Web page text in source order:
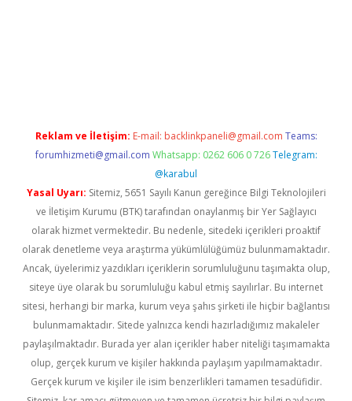
Reklam ve İletişim: E-mail: backlinkpaneli@gmail.com Teams:
forumhizmeti@gmail.com Whatsapp: 0262 606 0 726 Telegram:
@karabul
Yasal Uyarı: Sitemiz, 5651 Sayılı Kanun gereğince Bilgi Teknolojileri
ve İletişim Kurumu (BTK) tarafından onaylanmış bir Yer Sağlayıcı
olarak hizmet vermektedir. Bu nedenle, sitedeki içerikleri proaktif
olarak denetleme veya araştırma yükümlülüğümüz bulunmamaktadır.
Ancak, üyelerimiz yazdıkları içeriklerin sorumluluğunu taşımakta olup,
siteye üye olarak bu sorumluluğu kabul etmiş sayılırlar. Bu internet
sitesi, herhangi bir marka, kurum veya şahıs şirketi ile hiçbir bağlantısı
bulunmamaktadır. Sitede yalnızca kendi hazırladığımız makaleler
paylaşılmaktadır. Burada yer alan içerikler haber niteliği taşımamakta
olup, gerçek kurum ve kişiler hakkında paylaşım yapılmamaktadır.
Gerçek kurum ve kişiler ile isim benzerlikleri tamamen tesadüfidir.